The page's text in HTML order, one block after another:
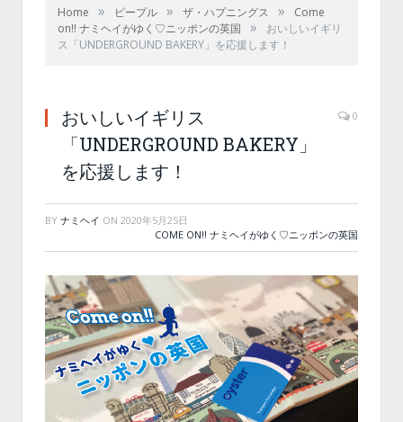
Home » ピープル » ザ・ハプニングス »
Come
on!! ナミヘイがゆく♡ニッポンの英国
»
おいしいイギリ
ス「UNDERGROUND BAKERY」を応援します！
おいしいイギリス
「UNDERGROUND BAKERY」
を応援します！
0
BY ナミヘイ ON 2020年5月25日
COME ON!! ナミヘイがゆく♡ニッポンの英国